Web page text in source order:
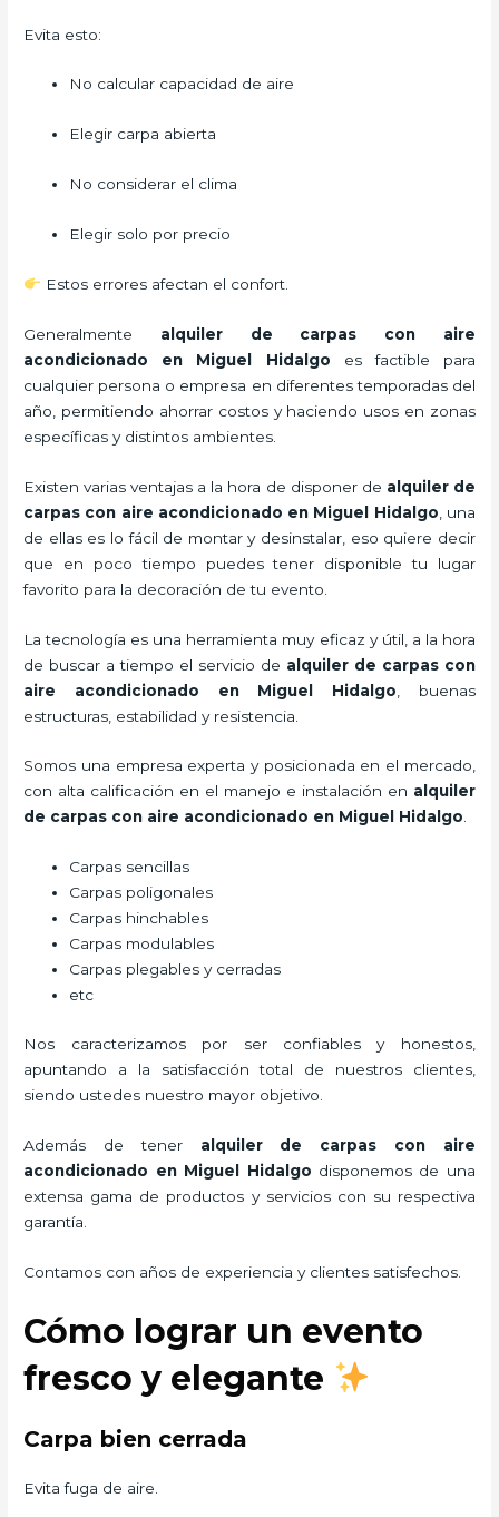
Evita esto:
No calcular capacidad de aire
Elegir carpa abierta
No considerar el clima
Elegir solo por precio
Estos errores afectan el confort.
Generalmente alquiler de carpas con aire
acondicionado en Miguel Hidalgo es factible para
cualquier persona o empresa en diferentes temporadas del
año, permitiendo ahorrar costos y haciendo usos en zonas
específicas y distintos ambientes.
Existen varias ventajas a la hora de disponer de alquiler de
carpas con aire acondicionado en Miguel Hidalgo , una
de ellas es lo fácil de montar y desinstalar, eso quiere decir
que en poco tiempo puedes tener disponible tu lugar
favorito para la decoración de tu evento.
La tecnología es una herramienta muy eficaz y útil, a la hora
de buscar a tiempo el servicio de alquiler de carpas con
aire acondicionado en Miguel Hidalgo , buenas
estructuras, estabilidad y resistencia.
Somos una empresa experta y posicionada en el mercado,
con alta calificación en el manejo e instalación en alquiler
de carpas con aire acondicionado en Miguel Hidalgo.
Carpas sencillas
Carpas poligonales
Carpas hinchables
Carpas modulables
Carpas plegables y cerradas
etc
Nos caracterizamos por ser confiables y honestos,
apuntando a la satisfacción total de nuestros clientes,
siendo ustedes nuestro mayor objetivo.
Además de tener alquiler de carpas con aire
acondicionado en Miguel Hidalgo disponemos de una
extensa gama de productos y servicios con su respectiva
garantía.
Contamos con años de experiencia y clientes satisfechos.
Cómo lograr un evento
fresco y elegante
Carpa bien cerrada
Evita fuga de aire.